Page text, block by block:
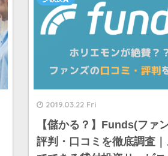
2019.03.22 Fri
【儲かる？】Funds(ファ
評判・口コミを徹底調査